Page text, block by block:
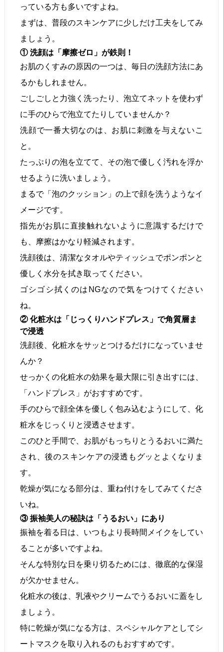
っている方も多いですよね。
まずは、普段のスキンケアに少しだけ工夫をしてみ
ましょう。
① 洗顔は「摩擦ゼロ」が鉄則！
お肌のくすみの原因の一つは、毎日の洗顔方法にあ
るかもしれません。
ごしごしと力強く洗ったり、泡立てネットを使わず
に手のひらで泡立てたりしていませんか？
洗顔で一番大切なのは、お肌に刺激を与えないこ
と。
たっぷりの泡を立てて、その泡で優しく汚れを浮か
せるように洗いましょう。
まるで「泡のクッション」の上で顔を洗うようなイ
メージです。
指先がお肌に直接触れないように意識するだけで
も、摩擦はかなり軽減されます。
洗顔後は、清潔なタオルやティッシュでポンポンと
優しく水分を拭き取ってください。
ゴシゴシ拭くのはNGなので気をつけてください
ね。
② 化粧水は「じっくりハンドプレス」で角質層ま
で浸透
洗顔後、化粧水をサッとつけるだけになっていませ
んか？
せっかくの化粧水の効果を最大限に引き出すには、
「ハンドプレス」がおすすめです。
手のひらで顔全体を優しく包み込むようにして、化
粧水をじっくりと浸透させます。
このひと手間で、お肌がもっちりとうるおいに満た
され、後のスキンケアの浸透もグッとよくなりま
す。
乾燥が気になる部分は、重ね付けをしてみてくださ
いね。
③ 振袖美人の秘訣は「うるおい」にあり
振袖を着る日は、いつもより長時間メイクをしてい
ることが多いですよね。
そんな特別な日を乗り切るためには、徹底的な保湿
が欠かせません。
化粧水の後は、乳液やクリームでうるおいに蓋をし
ましょう。
特に乾燥が気になる方は、スペシャルケアとしてシ
ートマスクを取り入れるのもおすすめです。